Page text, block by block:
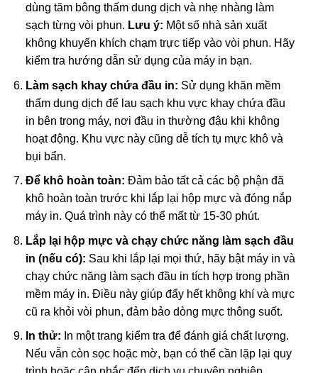
dùng tăm bông thấm dung dịch và nhẹ nhàng làm
sạch từng vòi phun. Lưu ý: Một số nhà sản xuất
không khuyến khích chạm trực tiếp vào vòi phun. Hãy
kiểm tra hướng dẫn sử dụng của máy in bạn.
Làm sạch khay chứa đầu in: Sử dụng khăn mềm
thấm dung dịch để lau sạch khu vực khay chứa đầu
in bên trong máy, nơi đầu in thường đậu khi không
hoạt động. Khu vực này cũng dễ tích tụ mực khô và
bụi bẩn.
Để khô hoàn toàn: Đảm bảo tất cả các bộ phận đã
khô hoàn toàn trước khi lắp lại hộp mực và đóng nắp
máy in. Quá trình này có thể mất từ 15-30 phút.
Lắp lại hộp mực và chạy chức năng làm sạch đầu
in (nếu có): Sau khi lắp lại mọi thứ, hãy bật máy in và
chạy chức năng làm sạch đầu in tích hợp trong phần
mềm máy in. Điều này giúp đẩy hết không khí và mực
cũ ra khỏi vòi phun, đảm bảo dòng mực thông suốt.
In thử: In một trang kiểm tra để đánh giá chất lượng.
Nếu vẫn còn sọc hoặc mờ, bạn có thể cần lặp lại quy